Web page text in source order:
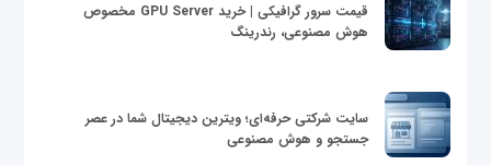
قیمت سرور گرافیکی | خرید GPU Server مخصوص
هوش مصنوعی، رندرینگ
سایت شرکتی حرفه‌ای؛ ویترین دیجیتال شما در عصر
جستجو و هوش مصنوعی